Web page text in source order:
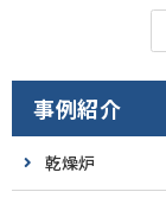
事例紹介
乾燥炉